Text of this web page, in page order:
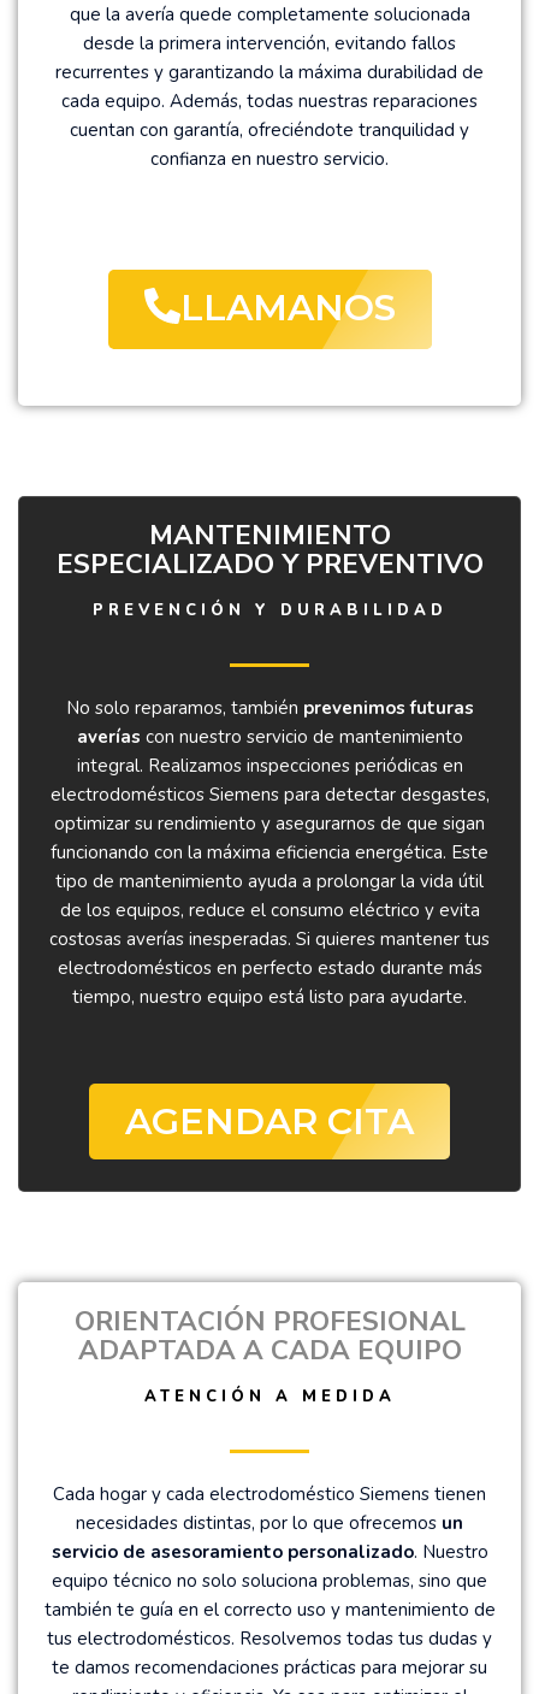
que la avería quede completamente solucionada
desde la primera intervención, evitando fallos
recurrentes y garantizando la máxima durabilidad de
cada equipo. Además, todas nuestras reparaciones
cuentan con garantía, ofreciéndote tranquilidad y
confianza en nuestro servicio.
LLAMANOS
MANTENIMIENTO
ESPECIALIZADO Y PREVENTIVO
PREVENCIÓN Y DURABILIDAD
No solo reparamos, también prevenimos futuras
averías con nuestro servicio de mantenimiento
integral. Realizamos inspecciones periódicas en
electrodomésticos Siemens para detectar desgastes,
optimizar su rendimiento y asegurarnos de que sigan
funcionando con la máxima eficiencia energética. Este
tipo de mantenimiento ayuda a prolongar la vida útil
de los equipos, reduce el consumo eléctrico y evita
costosas averías inesperadas. Si quieres mantener tus
electrodomésticos en perfecto estado durante más
tiempo, nuestro equipo está listo para ayudarte.
AGENDAR CITA
ORIENTACIÓN PROFESIONAL
ADAPTADA A CADA EQUIPO
ATENCIÓN A MEDIDA
Cada hogar y cada electrodoméstico Siemens tienen
necesidades distintas, por lo que ofrecemos un
servicio de asesoramiento personalizado. Nuestro
equipo técnico no solo soluciona problemas, sino que
también te guía en el correcto uso y mantenimiento de
tus electrodomésticos. Resolvemos todas tus dudas y
te damos recomendaciones prácticas para mejorar su